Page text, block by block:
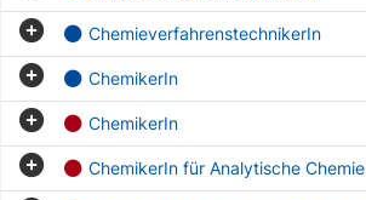
ChemieverfahrenstechnikerIn
ChemikerIn
ChemikerIn
ChemikerIn für Analytische Chemie